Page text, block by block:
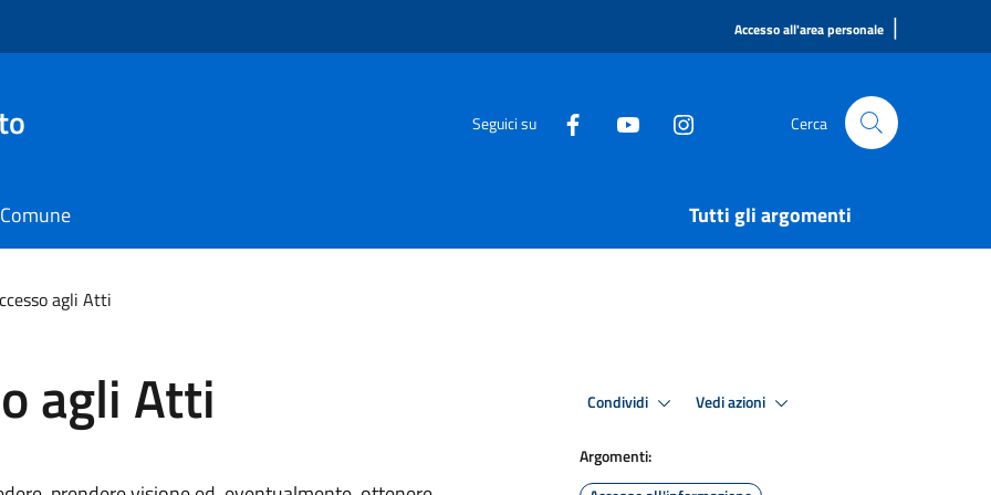
Accesso all'area personale |
Seguici su Cerca
Tutti gli argomenti
agli Atti
agli Atti Condividi Vedi azioni
Argomenti: